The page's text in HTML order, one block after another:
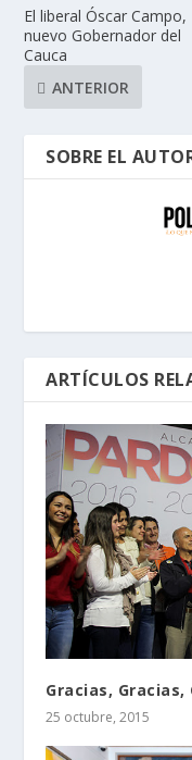
El liberal Óscar Campo,
nuevo Gobernador del
Cauca
ANTERIOR
SOBRE EL
ARTÍCULOS
Gracias,
25 octubre, 2015